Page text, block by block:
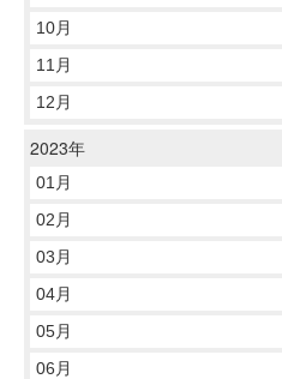
10月
11月
12月
2023年
01月
02月
03月
04月
05月
06月